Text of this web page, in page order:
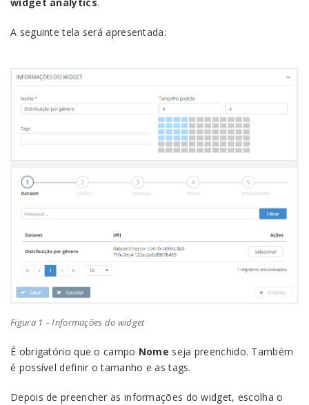
A seguinte tela será apresentada:
Figura 1 – Informações do widget
É obrigatório que o campo Nome seja preenchido. Também
é possível definir o tamanho e as tags.
Depois de preencher as informações do widget, escolha o